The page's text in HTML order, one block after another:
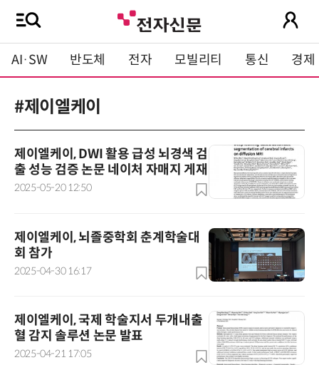
AI·SW 반도체 전자 모빌리티 통신 경제
#제이엘케이
제이엘케이, DWI 활용 급성 뇌경색 검
출 성능 검증 논문 네이처 자매지 게재
2025-05-20 12:50
제이엘케이, 뇌졸중학회 춘계학술대
회 참가
2025-04-30 16:17
제이엘케이, 국제 학술지서 두개내출
혈 감지 솔루션 논문 발표
2025-04-21 17:05